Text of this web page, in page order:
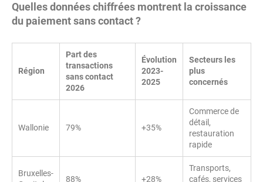
Quelles données chiffrées montrent la croissance
du paiement sans contact ?
Région
Part des
transactions
sans contact
2026
Évolution
2023-
2025
Secteurs les
plus
concernés
Wallonie 79% +35%
Commerce de
détail,
restauration
rapide
Bruxelles-
88% +28%
Transports,
cafés, services